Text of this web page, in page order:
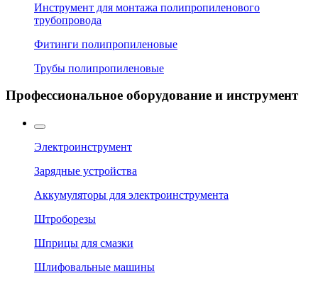
Инструмент для монтажа полипропиленового
трубопровода
Фитинги полипропиленовые
Трубы полипропиленовые
Профессиональное оборудование и инструмент
Электроинструмент
Зарядные устройства
Аккумуляторы для электроинструмента
Штроборезы
Шприцы для смазки
Шлифовальные машины